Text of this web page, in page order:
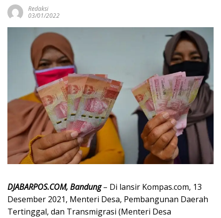
Redaksi
03/01/2022
DJABARPOS.COM, Bandung– Di lansir Kompas.com, 13
Desember 2021, Menteri Desa, Pembangunan Daerah
Tertinggal, dan Transmigrasi (Menteri Desa